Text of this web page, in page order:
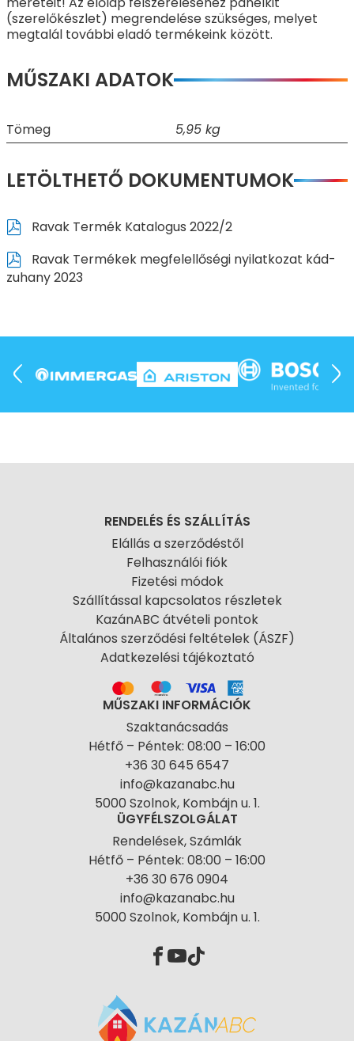
(szerelőkészlet) megrendelése szükséges, melyet
megtalál további eladó termékeink között.
MŰSZAKI ADATOK
Tömeg 5,95 kg
LETÖLTHETŐ DOKUMENTUMOK
Ravak Termék Katalogus 2022/2
Ravak Termékek megfelellőségi nyilatkozat kád-
zuhany 2023
RENDELÉS ÉS SZÁLLÍTÁS
Elállás a szerződéstől
Felhasználói fiók
Fizetési módok
Szállítással kapcsolatos részletek
KazánABC átvételi pontok
Általános szerződési feltételek (ÁSZF)
Adatkezelési tájékoztató
MŰSZAKI INFORMÁCIÓK
Szaktanácsadás
Hétfő – Péntek: 08:00 – 16:00
+36 30 645 6547
info@kazanabc.hu
5000 Szolnok, Kombájn u. 1.
ÜGYFÉLSZOLGÁLAT
Rendelések, Számlák
Hétfő – Péntek: 08:00 – 16:00
+36 30 676 0904
info@kazanabc.hu
5000 Szolnok, Kombájn u. 1.